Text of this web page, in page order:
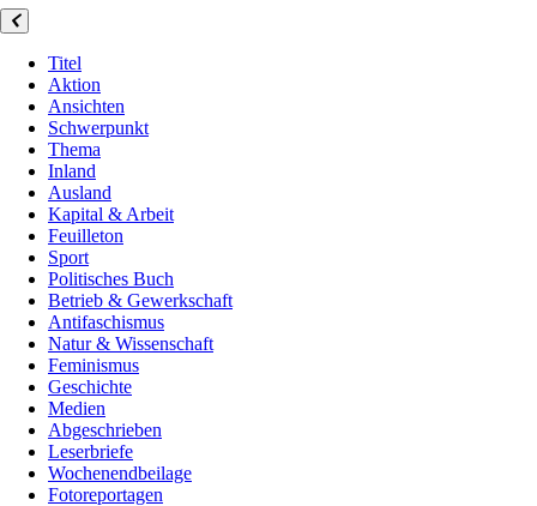
Titel
Aktion
Ansichten
Schwerpunkt
Thema
Inland
Ausland
Kapital & Arbeit
Feuilleton
Sport
Politisches Buch
Betrieb & Gewerkschaft
Antifaschismus
Natur & Wissenschaft
Feminismus
Geschichte
Medien
Abgeschrieben
Leserbriefe
Wochenendbeilage
Fotoreportagen